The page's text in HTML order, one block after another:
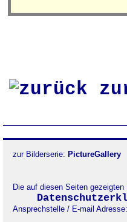
zur Bilderserie: PictureGallery
Die auf diesen Seiten
Ansprechstelle / E-mail